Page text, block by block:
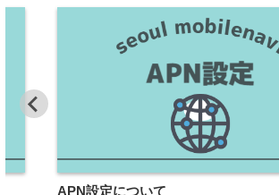
使用完了後は、どうすればいいですか
利用延長できますか？
滞在期間が短くなったので返金した
ソウルのみで利用可能ですか？
複数名で予約できますか？
当日予約したいのですが、WEB予約
APN設定について